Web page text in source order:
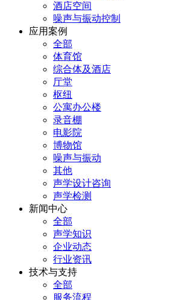
酒店空间
噪声与振动控制
应用案例
全部
体育馆
综合体及酒店
厅堂
枢纽
公寓办公楼
录音棚
电影院
博物馆
噪声与振动
其他
声学设计咨询
声学检测
新闻中心
全部
声学知识
企业动态
行业资讯
技术与支持
全部
服务流程